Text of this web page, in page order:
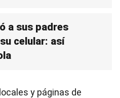
a sus padres
celular: así
y páginas de